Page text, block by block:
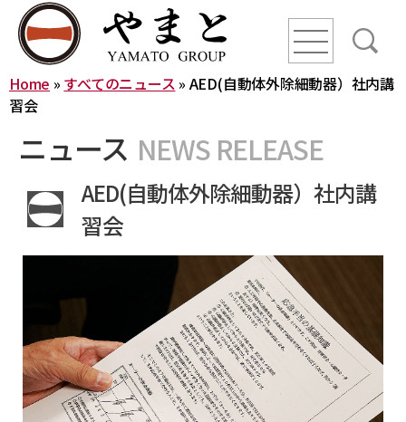
line
line
line
ニュース
会社概要
やまとグループ株式会社
株式会社ヤマトアグリ
株式会社大和
株式会社栄食
株式会社ONKURI
株式会社未来への恋文
おふくろの味総合研究所
食品製造品質研究所
沿革
事業内容
Home » すべてのニュース » AED(⾃動体外除細動器）社内講
習会
ニュース NEWS RELEASE
AED(⾃動体外除細動器）社内講
習会